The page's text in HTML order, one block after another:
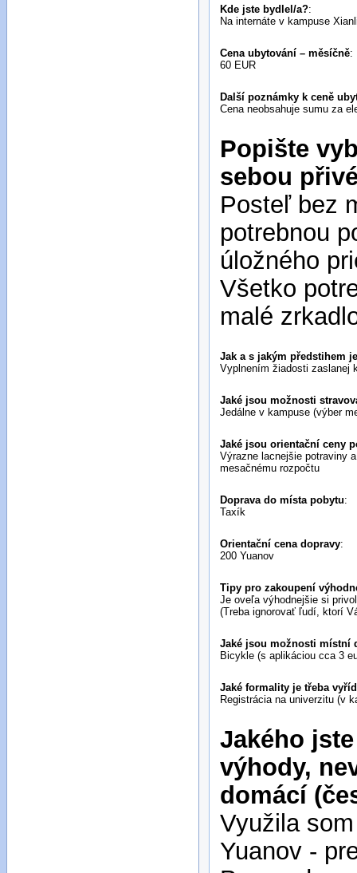
Kde jste bydlel/a?:
Na internáte v kampuse
Cena ubytování – měsíčně:
60 EUR
Další poznámky k ceně
Cena neobsahuje sumu za
Popište
sebou
Posteľ bez
potrebnou
úložného
Všetko
malé
Jak a s jakým předstihem
Vyplnením žiadosti zaslanej
Jaké jsou možnosti
Jedálne v kampuse (výber
Jaké jsou orientační ceny
Výrazne lacnejšie potraviny
mesačnému rozpočtu
Doprava do místa pobytu:
Taxík
Orientační cena dopravy:
200 Yuanov
Tipy pro zakoupení
Je oveľa výhodnejšie si
(Treba ignorovať ľudí, ktorí
Jaké jsou možnosti místní
Bicykle (s aplikáciou cca 3
Jaké formality je třeba
Registrácia na univerzitu (v
Jakého
výhody,
domácí
Využila
Yuanov -